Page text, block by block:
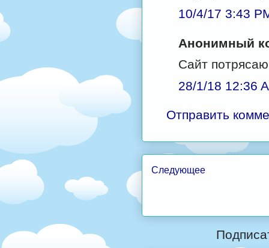
10/4/17 3:43
Анонимный
Сайт
28/1/18 12:36
Отправить
Следующее